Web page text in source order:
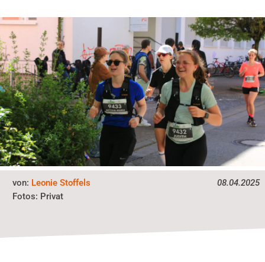
08.04.2025
von: Leonie Stoffels
Fotos: Privat